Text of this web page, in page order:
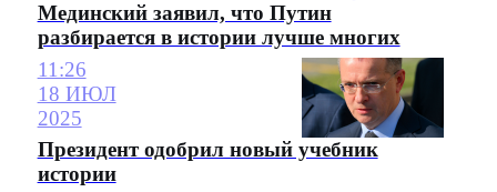
Мединский заявил, что Путин
разбирается в истории лучше многих
11:26
18 ИЮЛ
2025
Президент одобрил новый учебник
истории